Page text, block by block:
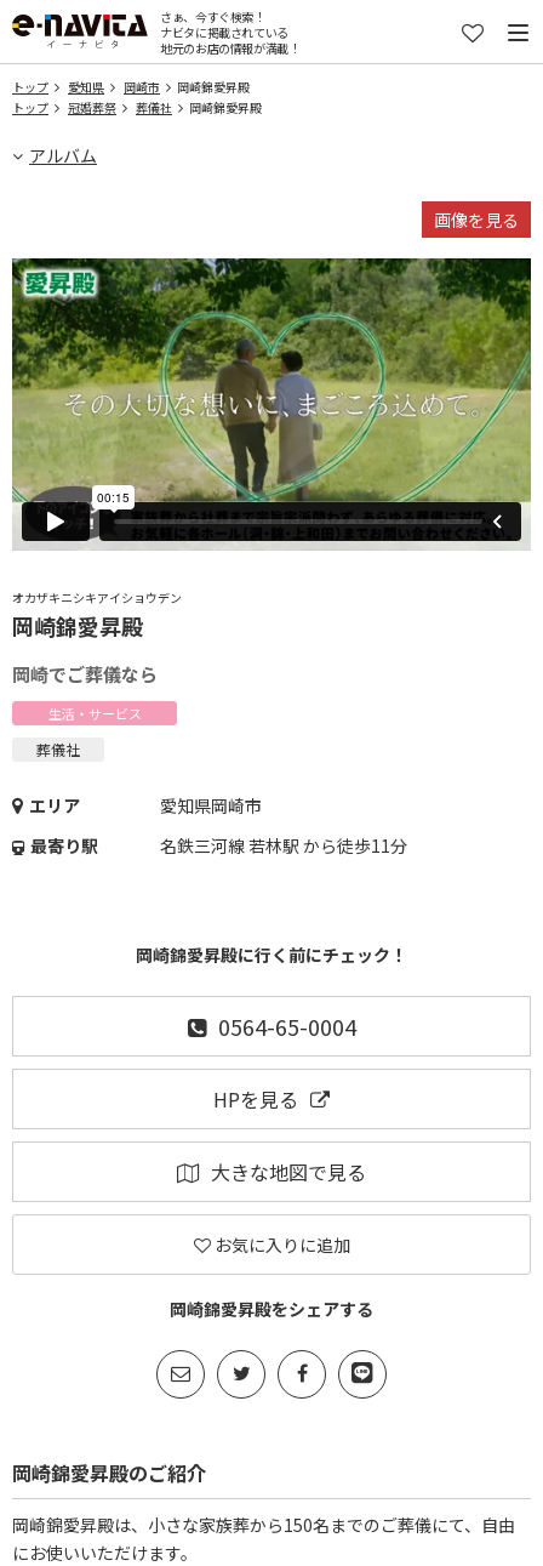
さぁ、今すぐ検索！
ナビタに掲載されている
地元のお店の情報が満載！
トップ 愛知県 岡崎市
岡崎錦愛昇殿
トップ
冠婚葬祭 葬儀社 岡崎錦愛昇殿
アルバム
オカザキニシキアイショウデン
岡崎錦愛昇殿
岡崎でご葬儀なら
生活・サービス
葬儀社
エリア
愛知県岡崎市
最寄り駅
名鉄三河線 若林駅 から徒歩11分
岡崎錦愛昇殿に行く前にチェック！
0564-65-0004
HPを見る
大きな地図で見る
お気に入りに追加
岡崎錦愛昇殿をシェアする
画像を見る
岡崎錦愛昇殿のご紹介
岡崎錦愛昇殿は、小さな家族葬から150名までのご葬儀にて、自由
にお使いいただけます。